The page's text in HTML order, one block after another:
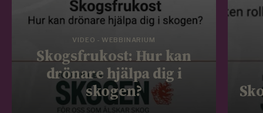
VIDEO - WEBBINARIUM
Skogsfrukost: Hur kan
drönare hjälpa dig i
skogen?